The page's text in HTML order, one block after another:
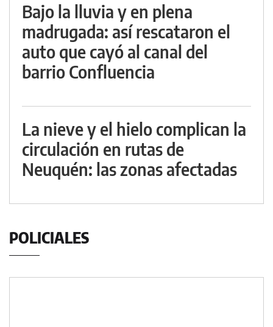
Bajo la lluvia y en plena
madrugada: así rescataron el
auto que cayó al canal del
barrio Confluencia
La nieve y el hielo complican la
circulación en rutas de
Neuquén: las zonas afectadas
POLICIALES